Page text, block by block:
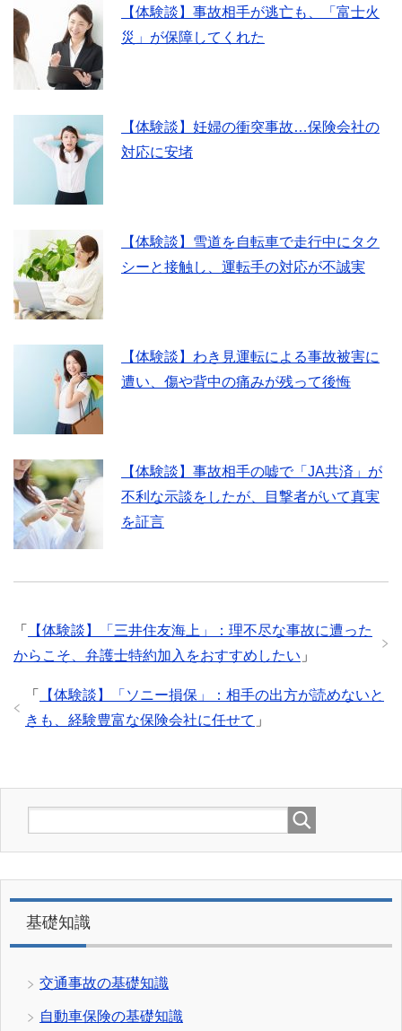
【体験談】事故相手が逃亡も、「富士火
災」が保障してくれた
【体験談】妊婦の衝突事故…保険会社の
対応に安堵
【体験談】雪道を自転車で走行中にタク
シーと接触し、運転手の対応が不誠実
【体験談】わき見運転による事故被害に
遭い、傷や背中の痛みが残って後悔
【体験談】事故相手の嘘で「JA共済」が
不利な示談をしたが、目撃者がいて真実
を証言
「
【体験談】「三井住友海上」：理不尽な事故に遭った
からこそ、弁護士特約加入をおすすめしたい 」
「
【体験談】「ソニー損保」：相手の出方が読めないと
きも、経験豊富な保険会社に任せて 」
基礎知識
交通事故の基礎知識
自動車保険の基礎知識